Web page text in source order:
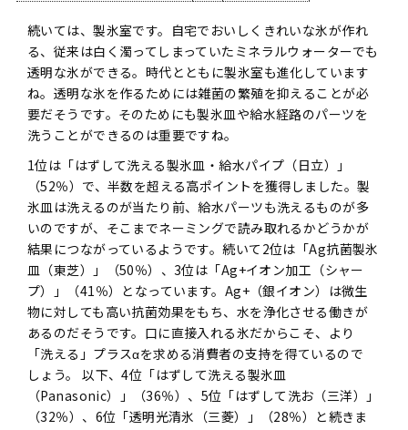
続いては、製氷室です。自宅でおいしくきれいな氷が作れ
る、従来は白く濁ってしまっていたミネラルウォーターでも
透明な氷ができる。時代とともに製氷室も進化しています
ね。透明な氷を作るためには雑菌の繁殖を抑えることが必
要だそうです。そのためにも製氷皿や給水経路のパーツを
洗うことができるのは重要ですね。
1位は「はずして洗える製氷皿・給水パイプ（日立）」
（52％）で、半数を超える高ポイントを獲得しました。製
氷皿は洗えるのが当たり前、給水パーツも洗えるものが多
いのですが、そこまでネーミングで読み取れるかどうかが
結果につながっているようです。続いて2位は「Ag抗菌製氷
皿（東芝）」（50％）、3位は「Ag+イオン加工（シャー
プ）」（41％）となっています。Ag+（銀イオン）は微生
物に対しても高い抗菌効果をもち、水を浄化させる働きが
あるのだそうです。口に直接入れる氷だからこそ、より
「洗える」プラスαを求める消費者の支持を得ているので
しょう。 以下、4位「はずして洗える製氷皿
（Panasonic）」（36％）、5位「はずして洗お（三洋）」
（32％）、6位「透明光清氷（三菱）」（28％）と続きま